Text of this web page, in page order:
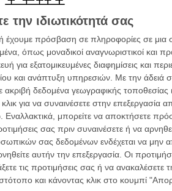
την ιδιωτικότητά σας
ή έχουμε πρόσβαση σε πληροφορίες σε
όπως μοναδικοί αναγνωριστικοί και
εξατομικευμένες διαφημίσεις και
και ανάπτυξη υπηρεσιών. Με την άδειά
δεδομένα γεωγραφικής τοποθεσίας
για να συναινέσετε στην επεξεργασία
μπορείτε να αποκτήσετε
σας πριν συναινέσετε ή να
σας δεδομένων ενδέχεται να μην
αυτήν την επεξεργασία. Οι
τις προτιμήσεις σας ή να ανακαλέσετε
και κάνοντας κλικ στο κουμπί
Οι
Μπέλα
Μια Θέση
A Place
Τζορτζ
Οδύσσεια